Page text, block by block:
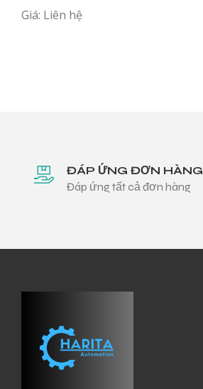
Giá: Liên hệ
ĐÁP ỨNG ĐƠN HÀNG
Đáp ứng tất cả đơn hàng